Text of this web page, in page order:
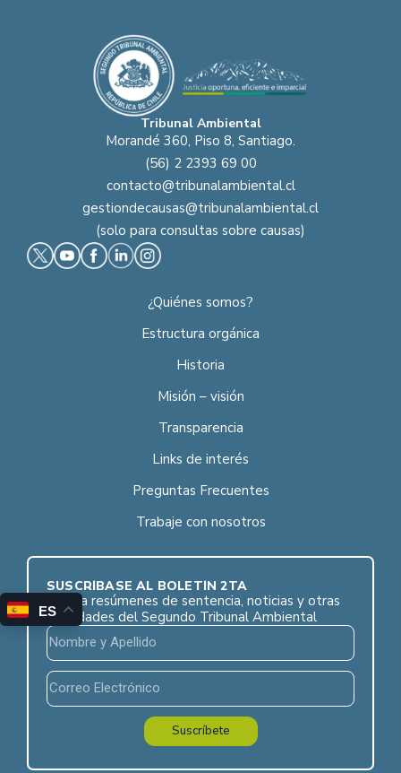
Tribunal Ambiental
Morandé 360, Piso 8, Santiago.
(56) 2 2393 69 00
contacto@tribunalambiental.cl
gestiondecausas@tribunalambiental.cl
(solo para consultas sobre causas)
¿Quiénes somos?
Estructura orgánica
Historia
Misión – visión
Transparencia
Links de interés
Preguntas Frecuentes
Trabaje con nosotros
SUSCRÍBASE AL BOLETÍN 2TA
Reciba resúmenes de sentencia, noticias y otras
novedades del Segundo Tribunal Ambiental
Suscríbete
ES